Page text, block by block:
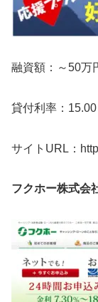
融資額：～50万
貸付利率：
サイトURL：
フクホー株式会